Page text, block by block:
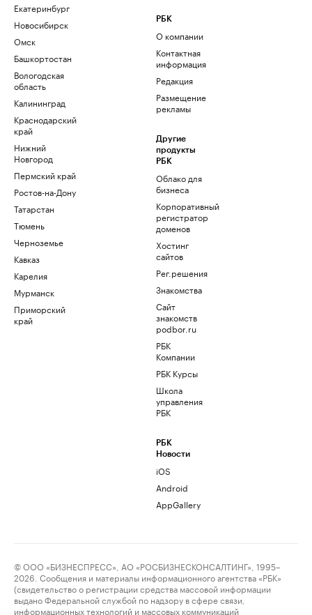
Екатеринбург
Новосибирск
Омск
Башкортостан
Вологодская
область
Калининград
Краснодарский
край
Нижний
Новгород
Пермский край
Ростов-на-Дону
Татарстан
Тюмень
Черноземье
Кавказ
Карелия
Мурманск
Приморский
край
РБК
О компании
Контактная
информация
Редакция
Размещение
рекламы
Другие
продукты
РБК
Облако для
бизнеса
Корпоративный
регистратор
доменов
Хостинг
сайтов
Рег.решения
Знакомства
Сайт
знакомств
podbor.ru
РБК
Компании
РБК Курсы
Школа
управления
РБК
РБК
Новости
iOS
Android
AppGallery
© ООО «БИЗНЕСПРЕСС», АО «РОСБИЗНЕСКОНСАЛТИНГ», 1995–
2026. Сообщения и материалы информационного агентства «РБК»
(свидетельство о регистрации средства массовой информации
выдано Федеральной службой по надзору в сфере связи,
информационных технологий и массовых коммуникаций